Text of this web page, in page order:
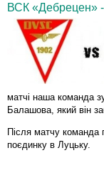
ВСК «Дебрецен»
матчі наша команда
Балашова, який він
Після матчу команда
поєдинку в Луцьку.